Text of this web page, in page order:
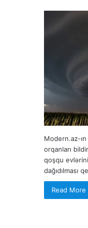
Modern.az-
orqanları
qoşqu
dağıdılması
Read More